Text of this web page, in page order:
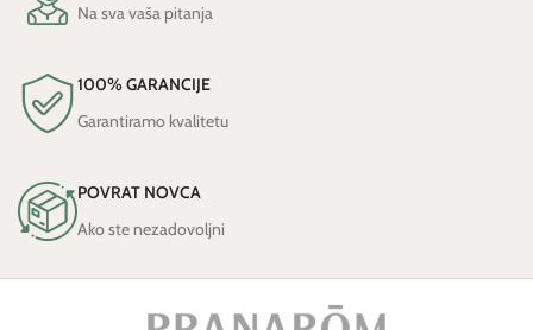
Na sva vaša pitanja
100% GARANCIJE
Garantiramo kvalitetu
POVRAT NOVCA
Ako ste nezadovoljni